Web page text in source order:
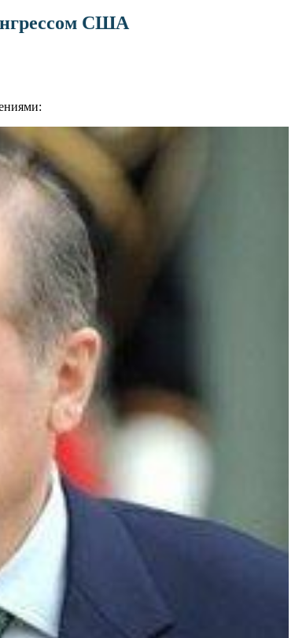
США